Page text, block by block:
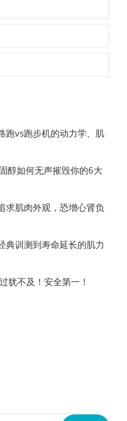
跑vs跑步机的动力学、肌
醇如何无声摧毁你的6大
求肌肉外观，恐增心肾负
典训测到寿命延长的肌力
犹不及！安全第一！